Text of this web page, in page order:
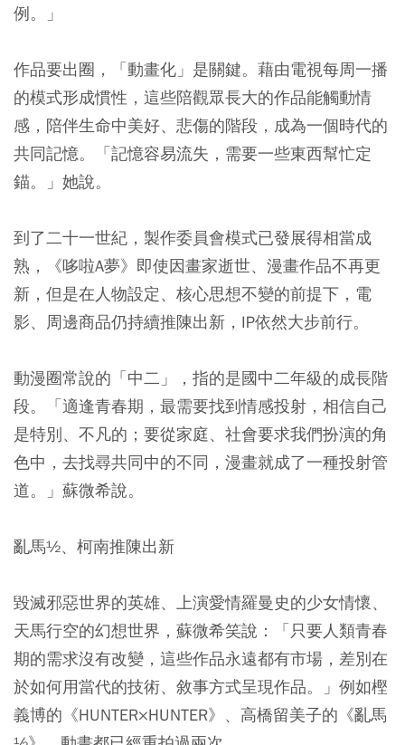
例。」
作品要出圈，「動畫化」是關鍵。藉由電視每周一播
的模式形成慣性，這些陪觀眾長大的作品能觸動情
感，陪伴生命中美好、悲傷的階段，成為一個時代的
共同記憶。「記憶容易流失，需要一些東西幫忙定
錨。」她說。
到了二十一世紀，製作委員會模式已發展得相當成
熟，《哆啦A夢》即使因畫家逝世、漫畫作品不再更
新，但是在人物設定、核心思想不變的前提下，電
影、周邊商品仍持續推陳出新，IP依然大步前行。
動漫圈常說的「中二」，指的是國中二年級的成長階
段。「適逢青春期，最需要找到情感投射，相信自己
是特別、不凡的；要從家庭、社會要求我們扮演的角
色中，去找尋共同中的不同，漫畫就成了一種投射管
道。」蘇微希說。
亂馬½、柯南推陳出新
毀滅邪惡世界的英雄、上演愛情羅曼史的少女情懷、
天馬行空的幻想世界，蘇微希笑說：「只要人類青春
期的需求沒有改變，這些作品永遠都有市場，差別在
於如何用當代的技術、敘事方式呈現作品。」例如樫
義博的《HUNTER×HUNTER》、高橋留美子的《亂馬